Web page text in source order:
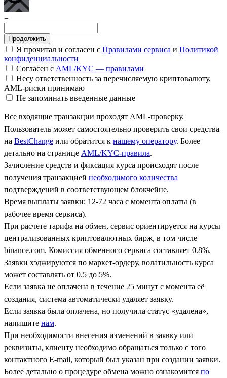
=
Я прочитал и согласен с Правилами сервиса и Политикой
конфиденциальности
Согласен с AML/KYC — правилами
Несу ответственность за перечисляемую криптовалюту,
AML-риски принимаю
Не запоминать введенные данные
Все входящие транзакции проходят AML-проверку.
Пользователь может самостоятельно проверить свои средства
на BestChange или обратится к нашему оператору. Более
детально на странице AML/KYC-правила.
Зачисление средств и фиксация курса происходят после
получения транзакцией необходимого количества
подтверждений в соответствующем блокчейне.
Время выплаты заявки: 12-72 часа с момента оплаты (в
рабочее время сервиса).
При расчете тарифа на обмен, сервис ориентируется на курсы
централизованных криптовалютных бирж, в том числе
binance.com. Комиссия обменного сервиса составляет 0.8%.
Заявки хэджируются по маркет-ордеру, волатильность курса
может составлять от 0.5 до 5%.
Если заявка не оплачена в течение 25 минут с момента её
создания, система автоматически удаляет заявку.
Если заявка была оплачена, но получила статус «удалена»,
напишите нам.
При необходимости внесения изменений в заявку или
реквизиты, клиенту необходимо обращаться только с того
контактного Е-mail, который был указан при создании заявки.
Более детально о процедуре обмена можно ознакомится по